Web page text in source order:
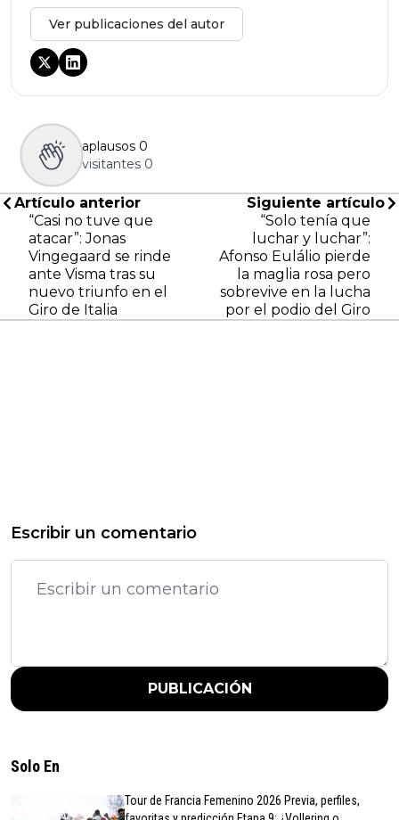
Ver publicaciones del autor
aplausos 0
visitantes 0
Artículo anterior
“Casi no tuve que
atacar”: Jonas
Vingegaard se rinde
ante Visma tras su
nuevo triunfo en el
Giro de Italia
Siguiente artículo
“Solo tenía que
luchar y luchar”:
Afonso Eulálio pierde
la maglia rosa pero
sobrevive en la lucha
por el podio del Giro
Escribir un comentario
PUBLICACIÓN
Solo En
Tour de Francia Femenino 2026 Previa, perfiles,